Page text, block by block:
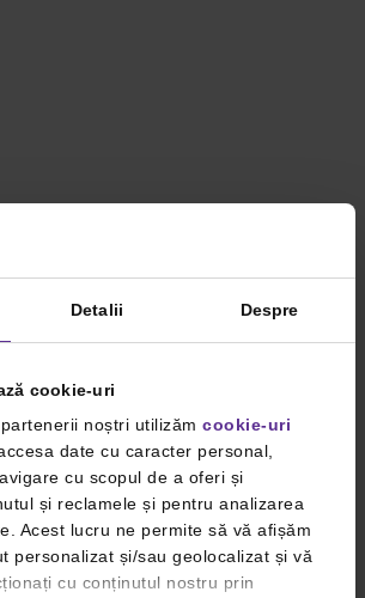
Detalii Despre
cookie-uri
noștri utilizăm cookie-uri
date cu caracter personal,
cu scopul de a oferi și
și reclamele și pentru analizarea
Acest lucru ne permite să vă afișăm
personalizat și/sau geolocalizat și vă
cu conținutul nostru prin